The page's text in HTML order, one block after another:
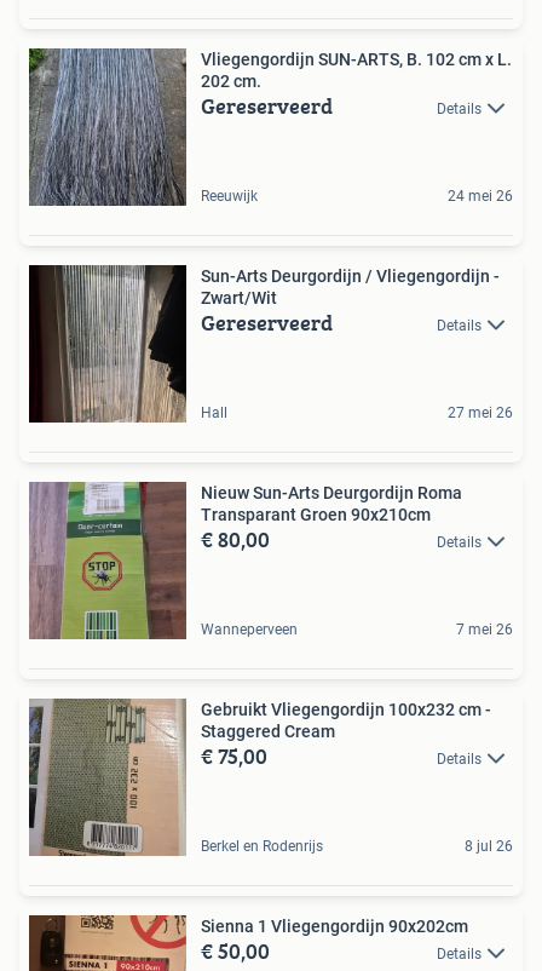
Vliegengordijn SUN-ARTS, B. 102 cm x L.
202 cm.
Gereserveerd Details
Reeuwijk 24 mei 26
Sun-Arts Deurgordijn / Vliegengordijn -
Zwart/Wit
Gereserveerd Details
Hall 27 mei 26
Nieuw Sun-Arts Deurgordijn Roma
Transparant Groen 90x210cm
€ 80,00 Details
Wanneperveen 7 mei 26
Gebruikt Vliegengordijn 100x232 cm -
Staggered Cream
€ 75,00 Details
Berkel en Rodenrijs 8 jul 26
Sienna 1 Vliegengordijn 90x202cm
€ 50,00 Details